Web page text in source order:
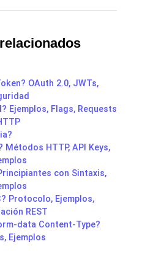
OAuth 2.0, JWTs,
Ejemplos, Flags, Requests
Métodos HTTP, API Keys,
con Sintaxis,
Protocolo, Ejemplos,
REST
data Content-Type?
Ejemplos